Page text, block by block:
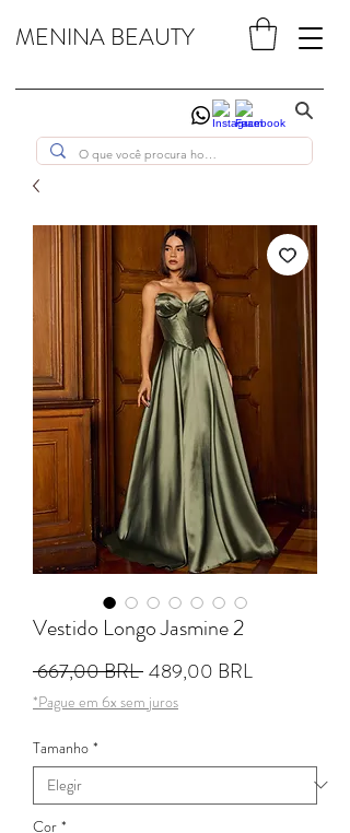
MENINA BEAUTY
Vestido Longo Jasmine 2
667,00 BRL Precio
489,00 BRLPrecio de
*Pague em 6x sem juros
Tamanho *
Cor *